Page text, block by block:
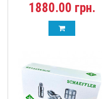
1004110
1880.00 грн.